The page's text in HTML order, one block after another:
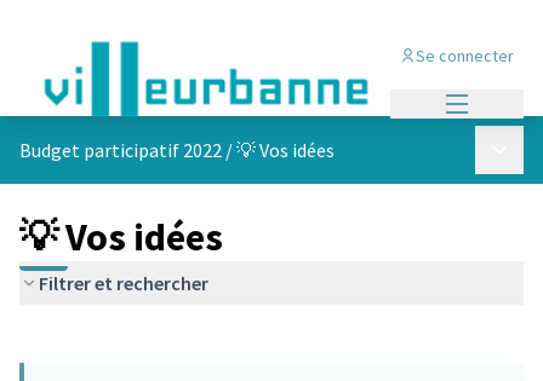
Se connecter
Budget participatif 2022 /💡 Vos idées
💡 Vos idées
Filtrer et rechercher